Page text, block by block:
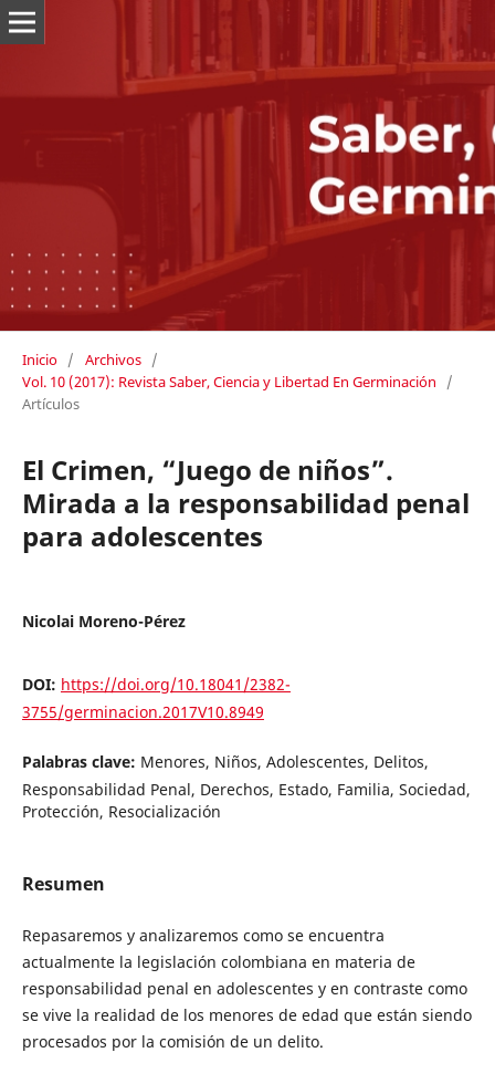
Inicio / Archivos /
Vol. 10 (2017): Revista Saber, Ciencia y Libertad En Germinación
/
Artículos
El Crimen, “Juego de niños”.
Mirada a la responsabilidad penal
para adolescentes
Nicolai Moreno-Pérez
DOI: https://doi.org/10.18041/2382-
3755/germinacion.2017V10.8949
Palabras clave: Menores, Niños, Adolescentes, Delitos,
Responsabilidad Penal, Derechos, Estado, Familia, Sociedad,
Protección, Resocialización
Resumen
Repasaremos y analizaremos como se encuentra
actualmente la legislación colombiana en materia de
responsabilidad penal en adolescentes y en contraste como
se vive la realidad de los menores de edad que están siendo
procesados por la comisión de un delito.